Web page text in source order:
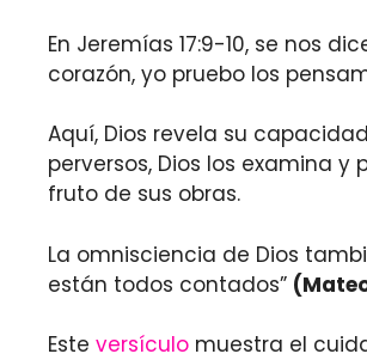
En Jeremías 17:9-10, se nos
corazón, yo pruebo los
Aquí, Dios revela su
perversos, Dios los examina
fruto de sus obras.
La omnisciencia de Dios
están todos contados”
Este versículo muestra el